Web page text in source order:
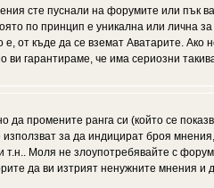
сте пуснали на форумите или пък
по принцип е уникална или лична
от къде да се вземат Аватарите.
ви гарантираме, че има сериозни
да промените ранга си (който се
за да индицират броя
Моля не злоупотребявайте с
да ви изтрият ненужните мнения и